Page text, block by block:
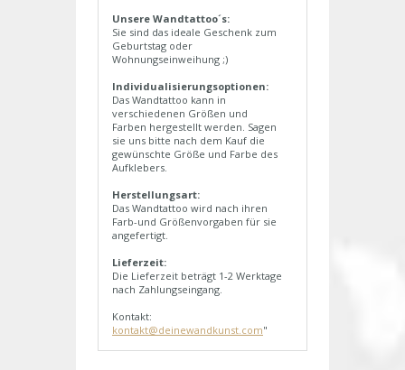
Unsere Wandtattoo´s:
Sie sind das ideale Geschenk zum
Geburtstag oder
Wohnungseinweihung ;)
Individualisierungsoptionen:
Das Wandtattoo kann in
verschiedenen Größen und
Farben hergestellt werden. Sagen
sie uns bitte nach dem Kauf die
gewünschte Größe und Farbe des
Aufklebers.
Herstellungsart:
Das Wandtattoo wird nach ihren
Farb-und Größenvorgaben für sie
angefertigt.
Lieferzeit:
Die Lieferzeit beträgt 1-2 Werktage
nach Zahlungseingang.
Kontakt:
kontakt@deinewandkunst.com"